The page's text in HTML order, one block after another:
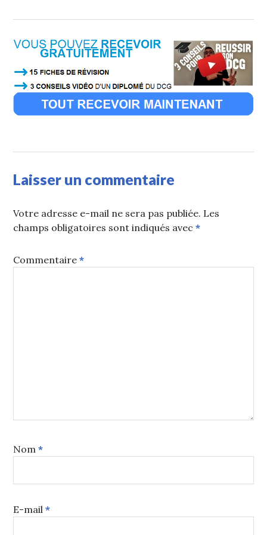
Laisser un commentaire
Votre adresse e-mail ne sera pas publiée. Les
champs obligatoires sont indiqués avec*
Commentaire*
Nom*
E-mail*